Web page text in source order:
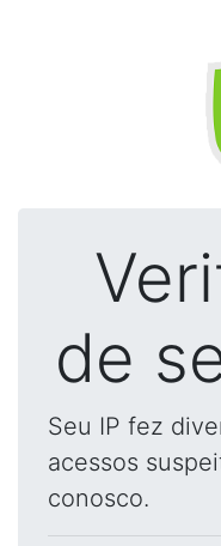
de
Seu IP fez
acessos
conosco.